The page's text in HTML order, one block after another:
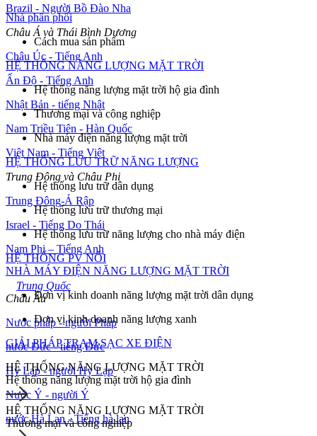
Brazil - Người Bồ Đào Nha
Châu Á và Thái Bình Dương
Châu Úc - Tiếng Anh
Ấn Độ - Tiếng Anh
Nhật Bản - tiếng Nhật
Nam Triều Tiên - Hàn Quốc
Việt Nam - Tiếng Việt
Trung Đông và Châu Phi
Trung Đông-Ả Rập
Israel - Tiếng Do Thái
Nam Phi – Tiếng Anh
Toàn cầu
Trung Quốc
Châu Âu
Nước pháp - người Pháp
nước Đức - tiếng Đức
Hy Lạp - người Hy Lạp
Nước Ý - người Ý
nước Hà Lan - Tiếng hà lan
Nhà phân phối
Cách mua sản phẩm
HỆ THỐNG NĂNG LƯỢNG MẶT TRỜI
Hệ thống năng lượng mặt trời hộ gia đình
Thương mại và công nghiệp
Nhà máy điện năng lượng mặt trời
HỆ THỐNG LƯU TRỮ NĂNG LƯỢNG
Hệ thống lưu trữ dân dụng
Hệ thống lưu trữ thương mại
Hệ thống lưu trữ năng lượng cho nhà máy điện
HỆ THỐNG PV NỔI
NHÀ MÁY ĐIỆN NĂNG LƯỢNG MẶT TRỜI
Đơn vị kinh doanh năng lượng mặt trời dân dụng
Đơn vị kinh doanh năng lượng xanh
GIẢI PHÁP TRẠM SẠC XE ĐIỆN
HỆ THỐNG NĂNG LƯỢNG MẶT TRỜI
Hệ thống năng lượng mặt trời hộ gia đình
HỆ THỐNG NĂNG LƯỢNG MẶT TRỜI
Thương mại và công nghiệp